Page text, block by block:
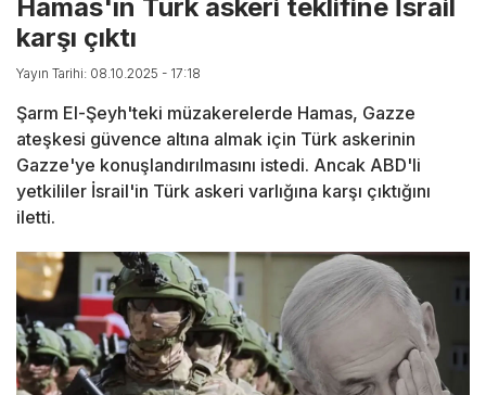
Hamas'ın Türk askeri teklifine İsrail
karşı çıktı
Yayın Tarihi: 08.10.2025 - 17:18
Şarm El-Şeyh'teki müzakerelerde Hamas, Gazze
ateşkesi güvence altına almak için Türk askerinin
Gazze'ye konuşlandırılmasını istedi. Ancak ABD'li
yetkililer İsrail'in Türk askeri varlığına karşı çıktığını
iletti.